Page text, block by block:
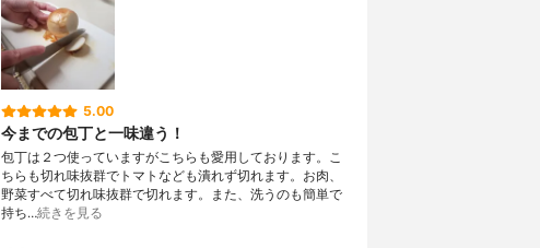
5.00
今までの包丁と一味違う！
包丁は２つ使っていますがこちらも愛用しております。こ
ちらも切れ味抜群でトマトなども潰れず切れます。お肉、
野菜すべて切れ味抜群で切れます。また、洗うのも簡単で
持ち…続きを見る